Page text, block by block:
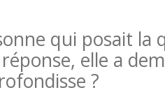
qui posait la
elle a
?